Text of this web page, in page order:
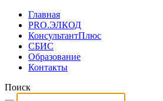
Главная
PRO.ЭЛКОД
КонсультантПлюс
СБИС
Образование
Контакты
Поиск